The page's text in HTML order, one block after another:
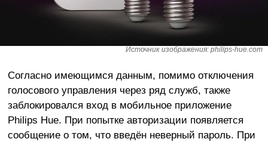
Источник изображения: philips-hue.com
Согласно имеющимся данным, помимо отключения
голосового управления через ряд служб, также
заблокировался вход в мобильное приложение
Philips Hue. При попытке авторизации появляется
сообщение о том, что введён неверный пароль. При